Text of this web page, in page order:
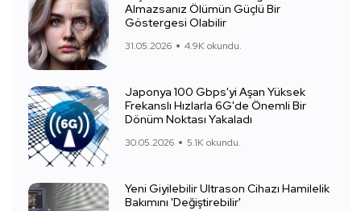
Almazsanız Ölümün Güçlü Bir
Göstergesi Olabilir
31.05.2026 4.9K okundu.
Japonya 100 Gbps'yi Aşan Yüksek
Frekanslı Hızlarla 6G'de Önemli Bir
Dönüm Noktası Yakaladı
30.05.2026 5.1K okundu.
Yeni Giyilebilir Ultrason Cihazı Hamilelik
Bakımını 'Değiştirebilir'